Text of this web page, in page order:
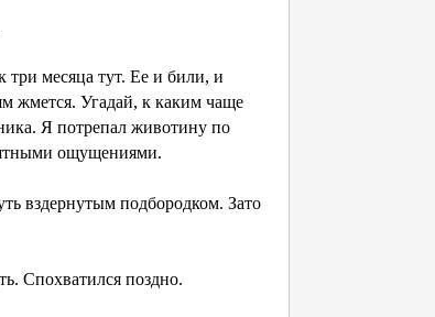
месяца тут. Ее и били, и
жмется. Угадай, к каким чаще
Я потрепал животину по
ощущениями.
вздернутым подбородком. Зато
Спохватился поздно.